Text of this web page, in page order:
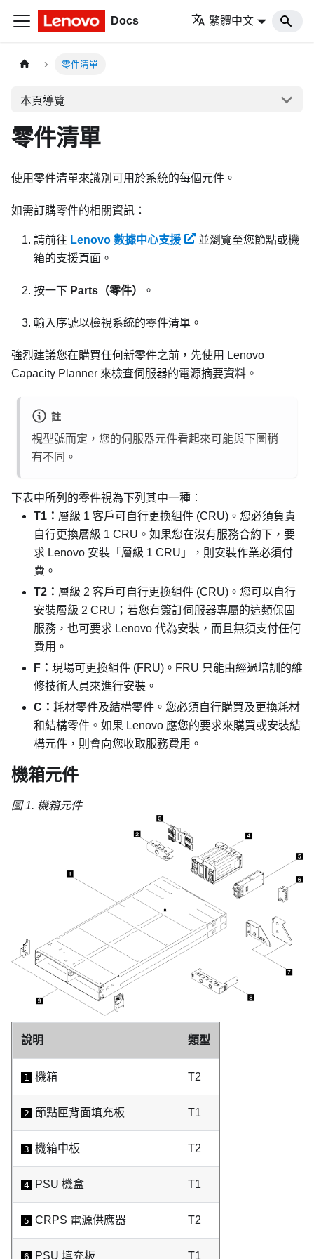
Docs 繁體中文
零件清單
本頁導覽
零件清單
使用零件清單來識別可用於系統的每個元件。
如需訂購零件的相關資訊：
請前往 Lenovo 數據中心支援
並瀏覽至您節點或機
箱的支援頁面。
按一下 Parts（零件） 。
輸入序號以檢視系統的零件清單。
強烈建議您在購買任何新零件之前，先使用 Lenovo
Capacity Planner 來檢查伺服器的電源摘要資料。
註
視型號而定，您的伺服器元件看起來可能與下圖稍
有不同。
下表中所列的零件視為下列其中一種︰
T1： 層級 1 客戶可自行更換組件 (CRU)。您必須負責
自行更換層級 1 CRU。如果您在沒有服務合約下，要
求 Lenovo 安裝「層級 1 CRU」，則安裝作業必須付
費。
T2： 層級 2 客戶可自行更換組件 (CRU)。您可以自行
安裝層級 2 CRU；若您有簽訂伺服器專屬的這類保固
服務，也可要求 Lenovo 代為安裝，而且無須支付任何
費用。
F： 現場可更換組件 (FRU)。FRU 只能由經過培訓的維
修技術人員來進行安裝。
C： 耗材零件及結構零件。您必須自行購買及更換耗材
和結構零件。如果 Lenovo 應您的要求來購買或安裝結
構元件，則會向您收取服務費用。
機箱元件
圖 1. 機箱元件
說明 類型
1 機箱 T2
2 節點匣背面填充板 T1
3 機箱中板 T2
4 PSU 機盒 T1
5 CRPS 電源供應器 T2
6 PSU 填充板 T1